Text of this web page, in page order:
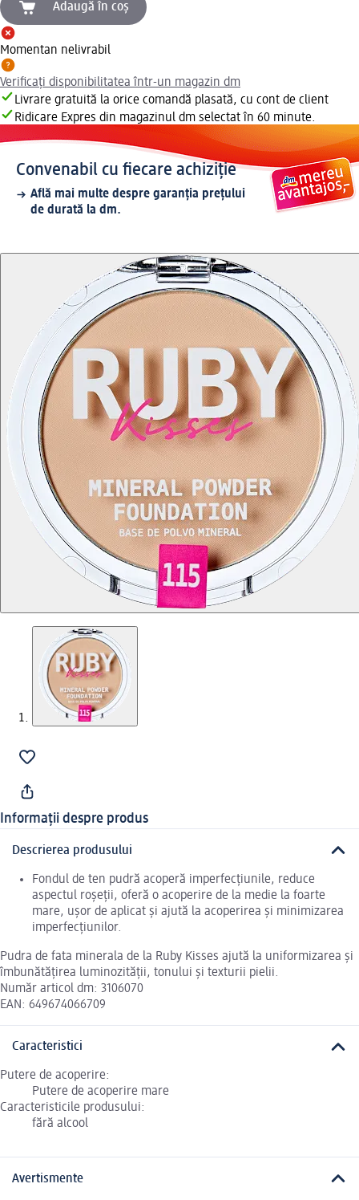
Adaugă în coș
Momentan nelivrabil
Verificați disponibilitatea într-un magazin dm
Livrare gratuită la orice comandă plasată, cu cont de client
Ridicare Expres din magazinul dm selectat în 60 minute.
Convenabil cu fiecare achiziție
Află mai multe despre garanția prețului
de durată la dm.
Informații despre produs
Descrierea produsului
Fondul de ten pudră acoperă imperfecțiunile, reduce
aspectul roșeții, oferă o acoperire de la medie la foarte
mare, ușor de aplicat și ajută la acoperirea și minimizarea
imperfecțiunilor.
Pudra de fata minerala de la Ruby Kisses ajută la uniformizarea și
îmbunătățirea luminozității, tonului și texturii pielii.
Număr articol dm: 3106070
EAN: 649674066709
Caracteristici
Putere de acoperire:
Putere de acoperire mare
Caracteristicile produsului:
fără alcool
Avertismente